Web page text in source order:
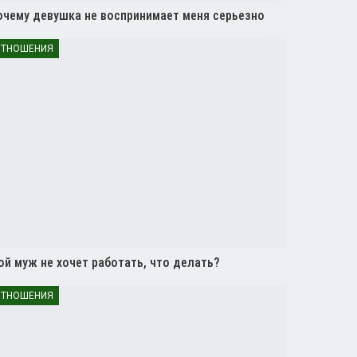
девушка не воспринимает меня серьезно
муж не хочет работать, что делать?